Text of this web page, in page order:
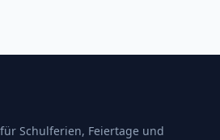
Schulferien, Feiertage und